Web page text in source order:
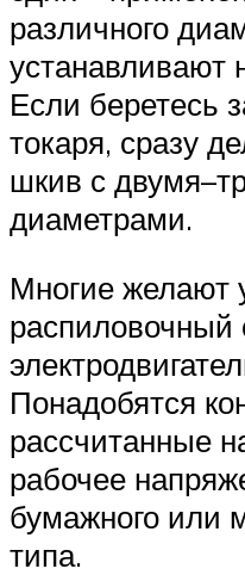
различного
устанавливают
Если беретесь
токаря, сразу
шкив с
диаметрами.
Многие желают
распиловочный
Понадобятся
рассчитанные
рабочее
бумажного или
типа.